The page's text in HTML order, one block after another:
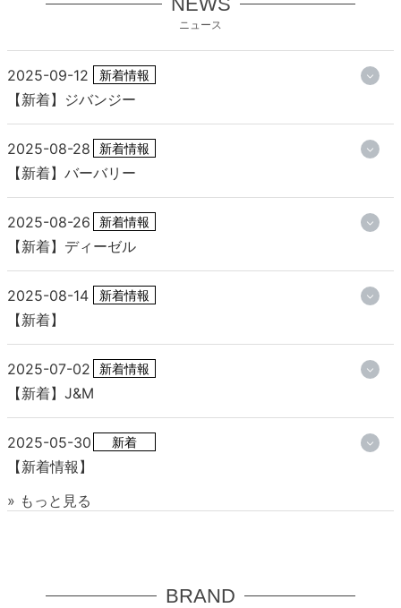
ニュース
2025-09-12 新着情報
【新着】ジバンジー
2025-08-28 新着情報
【新着】バーバリー
2025-08-26 新着情報
【新着】ディーゼル
2025-08-14 新着情報
【新着】
2025-07-02 新着情報
【新着】J&M
2025-05-30 新着
【新着情報】
» もっと見る
BRAND